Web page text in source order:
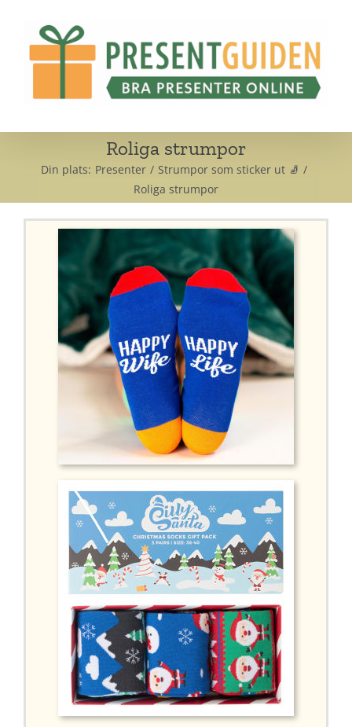
Roliga strumpor
Din plats: Presenter
Strumpor som sticker ut 🧦
Roliga strumpor